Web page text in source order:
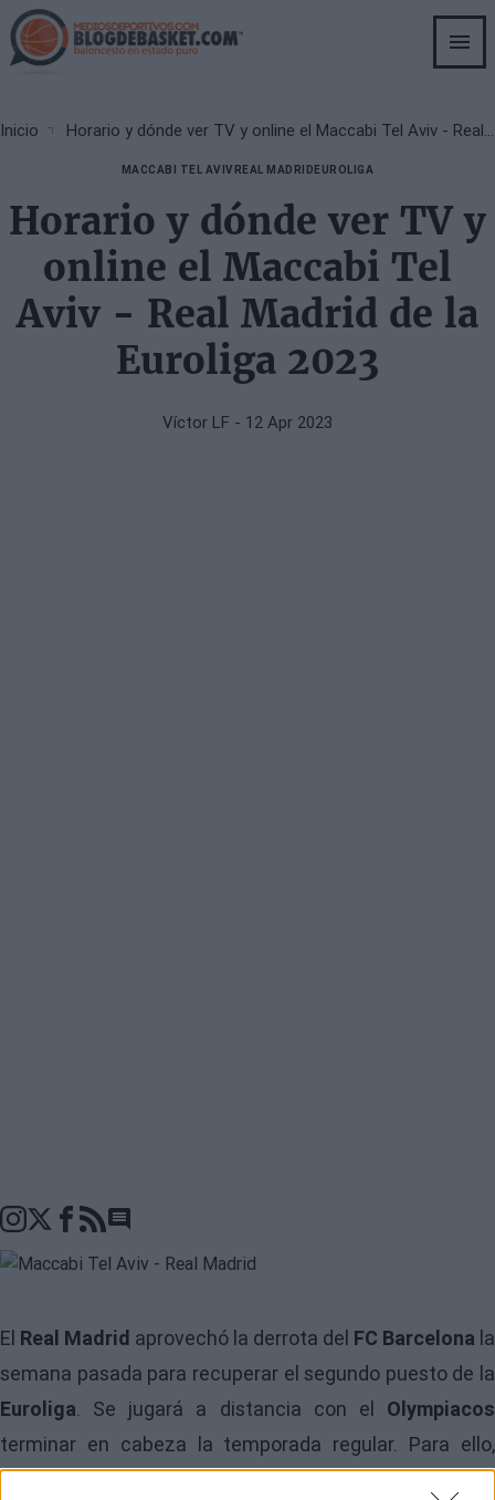
Skip
to
main
Breadcrumb
Inicio Horario y dónde ver TV y online el Maccabi Tel Aviv - Real Madrid de la Euroliga 2023
MACCABI TEL AVIV REAL MADRID EUROLIGA
Horario y dónde ver TV y
online el Maccabi Tel
Aviv - Real Madrid de la
Euroliga 2023
Víctor LF - 12 Apr 2023
Go to comments seciton
El Real Madrid aprovechó la derrota del FC Barcelona la
semana pasada para recuperar el segundo puesto de la
Euroliga. Se jugará a distancia con el Olympiacos
terminar en cabeza la temporada regular. Para ello,
visita alMaccabi Tel Avivque ya está clasificado para